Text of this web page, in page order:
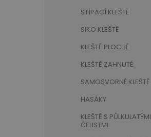
ŠTÍPACÍ KLEŠTĚ
SIKO KLEŠTĚ
KLEŠTĚ PLOCHÉ
KLEŠTĚ ZAHNUTÉ
SAMOSVORNÉ KLEŠTĚ
HASÁKY
KLEŠTĚ S PŮLKULATÝMI
ČELISTMI